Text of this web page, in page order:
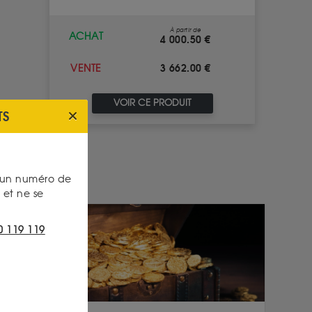
ACHAT
À partir de
4 000.50 €
VENTE 3 662.00 €
VOIR CE PRODUIT
numéro de
ne se
119 119